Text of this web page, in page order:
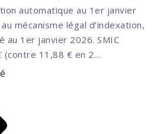
automatique au 1er janvier
mécanisme légal d’indexation,
au 1er janvier 2026. SMIC
11,88 € en 2...